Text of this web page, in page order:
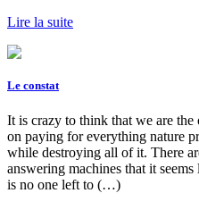
Lire la suite
Le constat
It is crazy to think that we are the
on paying for everything nature
while destroying all of it. There
answering machines that it
is no one left to (…)